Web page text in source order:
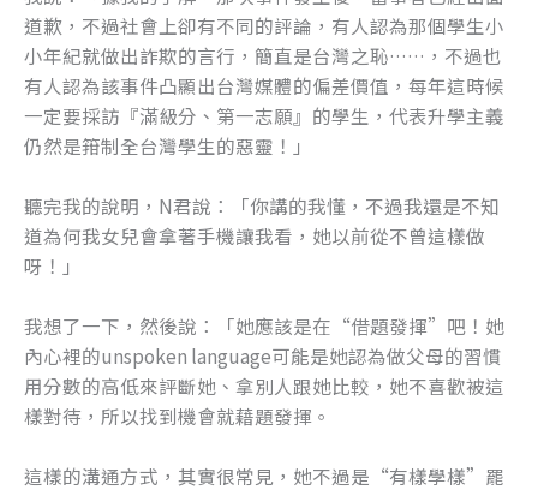
道歉，不過社會上卻有不同的評論，有人認為那個學生小
小年紀就做出詐欺的言行，簡直是台灣之恥……，不過也
有人認為該事件凸顯出台灣媒體的偏差價值，每年這時候
一定要採訪『滿級分、第一志願』的學生，代表升學主義
仍然是箝制全台灣學生的惡靈！」
聽完我的說明，N君說：「你講的我懂，不過我還是不知
道為何我女兒會拿著手機讓我看，她以前從不曾這樣做
呀！」
我想了一下，然後說：「她應該是在“借題發揮”吧！她
內心裡的unspoken language可能是她認為做父母的習慣
用分數的高低來評斷她、拿別人跟她比較，她不喜歡被這
樣對待，所以找到機會就藉題發揮。
這樣的溝通方式，其實很常見，她不過是“有樣學樣”罷